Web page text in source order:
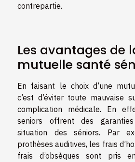
contrepartie.
Les avantages de
mutuelle santé
En faisant le choix d’une
c’est d’éviter toute mauvaise
complication médicale. En
seniors offrent des
situation des séniors. Par
prothèses auditives, les frais
frais d’obsèques sont pris